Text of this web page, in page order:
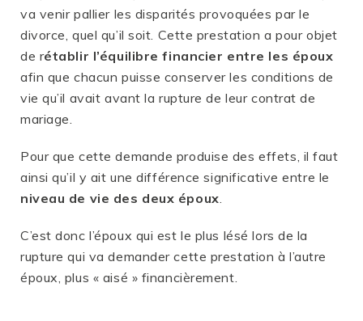
va venir pallier les disparités provoquées par le
divorce, quel qu’il soit. Cette prestation a pour objet
de rétablir l’équilibre financier entre les époux
afin que chacun puisse conserver les conditions de
vie qu’il avait avant la rupture de leur contrat de
mariage.
Pour que cette demande produise des effets, il faut
ainsi qu’il y ait une différence significative entre le
niveau de vie des deux époux.
C’est donc l’époux qui est le plus lésé lors de la
rupture qui va demander cette prestation à l’autre
époux, plus « aisé » financièrement.